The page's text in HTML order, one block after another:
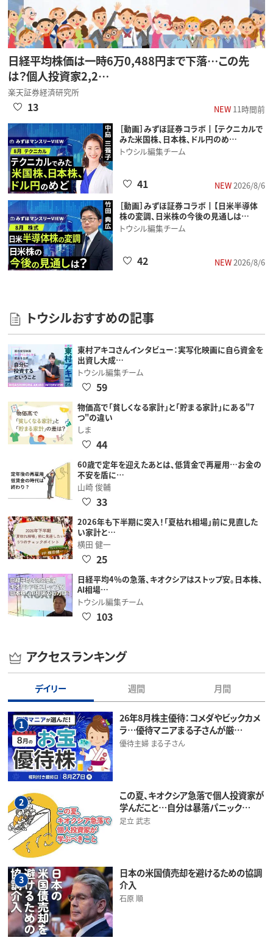
日経平均株価は一時6万0,488円まで下落…この先
は？個人投資家2,2…
楽天証券経済研究所
NEW11時間前
13
［動画］みずほ証券コラボ┃【テクニカルで
みた米国株、日本株、ドル円のめ…
トウシル編集チーム
NEW2026/8/6
41
［動画］みずほ証券コラボ┃【日米半導体
株の変調、日米株の今後の見通しは…
トウシル編集チーム
NEW2026/8/6
42
トウシルおすすめの記事
東村アキコさんインタビュー：実写化映画に自ら資金を
出資し大成…
トウシル編集チーム
59
物価高で「貧しくなる家計」と「貯まる家計」にある"7
つ"の違い
しま
44
60歳で定年を迎えたあとは、低賃金で再雇用…お金の
不安を盾に…
山崎 俊輔
33
2026年も下半期に突入！「夏枯れ相場」前に見直した
い家計と…
横田 健一
25
日経平均4％の急落、キオクシアはストップ安。日本株、
AI相場…
トウシル編集チーム
103
アクセスランキング
デイリー 週間 月間
1
26年8月株主優待：コメダやビックカメ
ラ…優待マニアまる子さんが厳…
優待主婦 まる子さん
2
この夏、キオクシア急落で個人投資家が
学んだこと…自分は暴落パニック…
足立 武志
3
日本の米国債売却を避けるための協調
介入
石原 順